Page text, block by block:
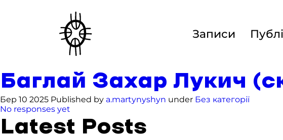
Записи
Баглай Захар Лукич
Бер 10 2025 Published by a.martynyshyn under Без категорії
No responses yet
Latest Posts